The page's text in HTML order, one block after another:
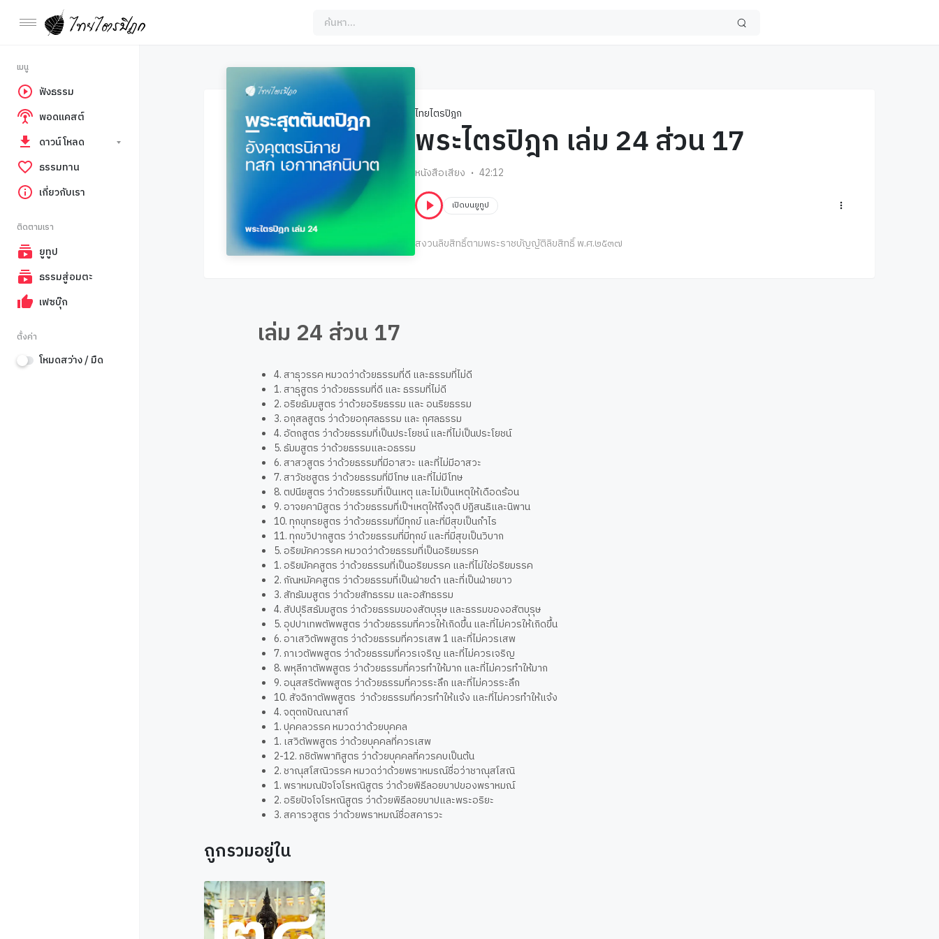
เมนู
ฟังธรรม
พอดแคสต์
ดาวน์โหลด
ธรรมทาน
เกี่ยวกับเรา
ติดตามเรา
ยูทูป
ธรรมสู่อมตะ
เฟซบุ๊ก
ตั้งค่า
โหมดสว่าง / มืด
ไทยไตรปิฎก
พระไตรปิฎก เล่ม 24 ส่วน 17
หนังสือเสียง 42:12
เปิดบนยูทูป
สงวนลิขสิทธิ์ตามพระราชบัญญัติลิขสิทธิ์ พ.ศ.๒๕๓๗
เล่ม 24 ส่วน 17
4. สาธุวรรค หมวดว่าด้วยธรรมที่ดี และธรรมที่ไม่ดี
1. สาธุสูตร ว่าด้วยธรรมที่ดี และ ธรรมที่ไม่ดี
2. อริยธัมมสูตร ว่าด้วยอริยธรรม และ อนริยธรรม
3. อกุสลสูตร ว่าด้วยอกุศลธรรม และ กุศลธรรม
4. อัตถสูตร ว่าด้วยธรรมที่เป็นประโยชน์ และที่ไม่เป็นประโยชน์
5. ธัมมสูตร ว่าด้วยธรรมและอธรรม
6. สาสวสูตร ว่าด้วยธรรมที่มีอาสวะ และที่ไม่มีอาสวะ
7. สาวัชชสูตร ว่าด้วยธรรมที่มีโทษ และที่ไม่มีโทษ
8. ตปนียสูตร ว่าด้วยธรรมที่เป็นเหตุ และไม่เป็นเหตุให้เดือดร้อน
9. อาจยคามิสูตร ว่าด้วยธรรมที่เป็ฯเหตุให้ถึงจุติ ปฏิสนธิและนิพาน
10. ทุกขุทรยสูตร ว่าด้วยธรรมที่มีทุกข์ และที่มีสุขเป็นกำไร
11. ทุกขวิปากสูตร ว่าด้วยธรรมที่มีทุกข์ และที่มีสุขเป็นวิบาก
5. อริยมัคควรรค หมวดว่าด้วยธรรมที่เป็นอริยมรรค
1. อริยมัคคสูตร ว่าด้วยธรรมที่เป็นอริยมรรค และที่ไม่ใช่อริยมรรค
2. กัณหมัคคสูตร ว่าด้วยธรรมที่เป็นฝ่ายดำ และที่เป็นฝ่ายขาว
3. สัทธัมมสูตร ว่าด้วยสัทธรรม และอสัทธรรม
4. สัปปุริสธัมมสูตร ว่าด้วยธรรมของสัตบุรุษ และธรรมของอสัตบุรุษ
5. อุปปาเทพตัพพสูตร ว่าด้วยธรรมที่ควรให้เกิดขึ้น และที่ไม่ควรให้เกิดขึ้น
6. อาเสวิตัพพสูตร ว่าด้วยธรรมที่ควรเสพ 1 และที่ไม่ควรเสพ
7. ภาเวตัพพสูตร ว่าด้วยธรรมที่ควรเจริญ และที่ไม่ควรเจริญ
8. พหุลีกาตัพพสูตร ว่าด้วยธรรมที่ควรทำให้มาก และที่ไม่ควรทำให้มาก
9. อนุสสริตัพพสูตร ว่าด้วยธรรมที่ควรระลึก และที่ไม่ควรระลึก
10. สัจฉิกาตัพพสูตร ว่าด้วยธรรมที่ควรทำให้แจ้ง และที่ไม่ควรทำให้แจ้ง
4. จตุตถปัณณาสก์
1. ปุคคลวรรค หมวดว่าด้วยบุคคล
1. เสวิตัพพสูตร ว่าด้วยบุคคลที่ควรเสพ
2-12. ภชิตัพพาทิสูตร ว่าด้วยบุคคลที่ควรคบเป็นต้น
2. ชาณุสโสณิวรรค หมวดว่าด้วยพราหมรณ์ชื่อว่าชาณุสโสณิ
1. พราหมณปัจโจโรหณิสูตร ว่าด้วยพิธีลอยบาปของพราหมณ์
2. อริยปัจโจโรหณิสูตร ว่าด้วยพิธีลอยบาปและพระอริยะ
3. สคารวสูตร ว่าด้วยพราหมณ์ชื่อสคารวะ
ถูกรวมอยู่ใน